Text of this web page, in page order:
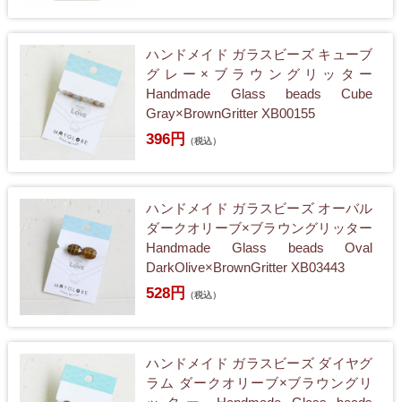
ハンドメイド ガラスビーズ キューブ
グレー×ブラウングリッター
Handmade Glass beads Cube
Gray×BrownGritter XB00155
396円 （税込）
ハンドメイド ガラスビーズ オーバル
ダークオリーブ×ブラウングリッター
Handmade Glass beads Oval
DarkOlive×BrownGritter XB03443
528円 （税込）
ハンドメイド ガラスビーズ ダイヤグ
ラム ダークオリーブ×ブラウングリ